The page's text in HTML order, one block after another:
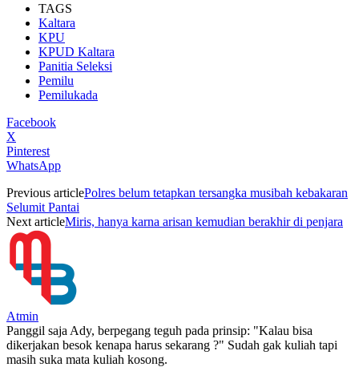
TAGS
Kaltara
KPU
KPUD Kaltara
Panitia Seleksi
Pemilu
Pemilukada
Facebook
X
Pinterest
WhatsApp
Previous articlePolres belum tetapkan tersangka musibah kebakaran
Selumit Pantai
Next articleMiris, hanya karna arisan kemudian berakhir di penjara
Atmin
Panggil saja Ady, berpegang teguh pada prinsip: "Kalau bisa
dikerjakan besok kenapa harus sekarang ?" Sudah gak kuliah tapi
masih suka mata kuliah kosong.